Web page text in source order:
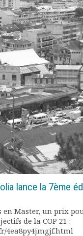
lance la 7ème
en Master, un prix
de la COP 21 :
4ea8py4jmgjf.html